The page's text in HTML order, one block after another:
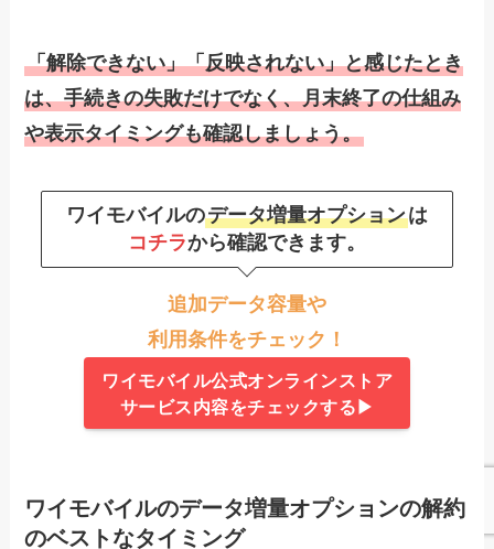
「解除できない」「反映されない」と感じたとき
は、手続きの失敗だけでなく、月末終了の仕組み
や表示タイミングも確認しましょう。
ワイモバイルのデータ増量オプションは
コチラから確認できます。
追加データ容量や
利用条件をチェック！
ワイモバイル公式オンラインストア
サービス内容をチェックする▶
ワイモバイルのデータ増量オプションの解約
のベストなタイミング